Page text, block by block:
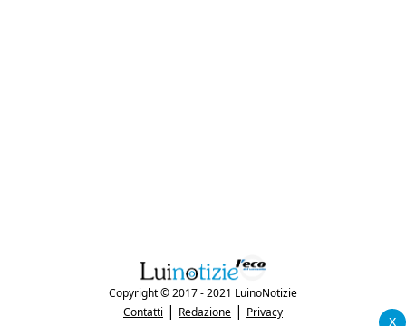
x
Copyright © 2017 - 2021 LuinoNotizie
Contatti | Redazione | Privacy